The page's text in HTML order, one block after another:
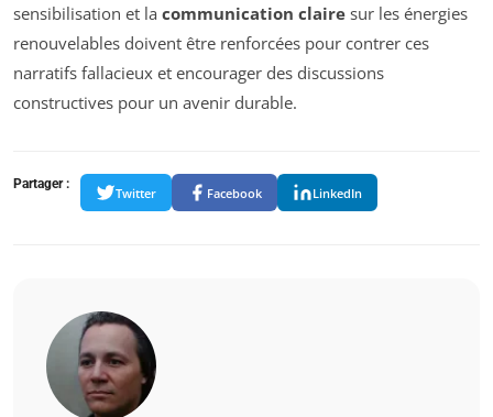
sensibilisation et la communication claire sur les énergies
renouvelables doivent être renforcées pour contrer ces
narratifs fallacieux et encourager des discussions
constructives pour un avenir durable.
Partager :
Twitter Facebook LinkedIn